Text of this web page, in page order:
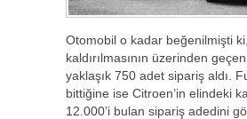
Otomobil o kadar beğenilmişti
kaldırılmasının üzerinden
yaklaşık 750 adet sipariş aldı.
bittiğine ise Citroen’in elindeki
12.000’i bulan sipariş adedini